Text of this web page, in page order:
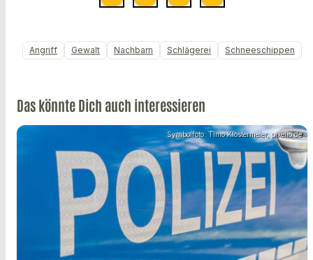
Angriff Gewalt Nachbarn Schlägerei Schneeschippen
Das könnte Dich auch interessieren
Symbolfoto: Timo Klostermeier, pixelio.de